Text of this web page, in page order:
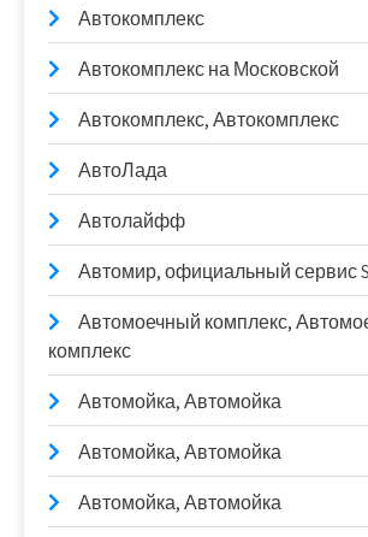
Автокомплекс
Автокомплекс на Московской
Автокомплекс, Автокомплекс
АвтоЛада
Автолайфф
Автомир, официальный сервис
Автомоечный комплекс,
комплекс
Автомойка, Автомойка
Автомойка, Автомойка
Автомойка, Автомойка